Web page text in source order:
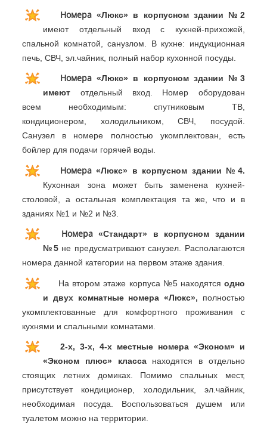
Номера «Люкс» в корпусном здании №2
имеют отдельный вход с кухней-прихожей,
спальной комнатой, санузлом. В кухне: индукционная
печь, СВЧ, эл.чайник, полный набор кухонной посуды.
Номера «Люкс» в корпусном здании №3
имеют отдельный вход. Номер оборудован
всем необходимым: спутниковым ТВ,
кондиционером, холодильником, СВЧ, посудой.
Санузел в номере полностью укомплектован, есть
бойлер для подачи горячей воды.
Номера«Люкс» в корпусном здании №4.
Кухонная зона может быть заменена кухней-
столовой, а остальная комплектация та же, что и в
зданиях №1 и №2 и №3.
Номера«Стандарт» в корпусном здании
№5 не предусматривают санузел. Располагаются
номера данной категории на первом этаже здания.
На втором этаже корпуса №5 находятся одно
и двух комнатные номера «Люкс», полностью
укомплектованные для комфортного проживания с
кухнями и спальными комнатами.​
2-х, 3-х, 4-х местные номера «Эконом» и
«Эконом плюс» класса находятся в отдельно
стоящих летних домиках. Помимо спальных мест,
присутствует кондиционер, холодильник, эл.чайник,
необходимая посуда. Воспользоваться душем или
туалетом можно на территории.